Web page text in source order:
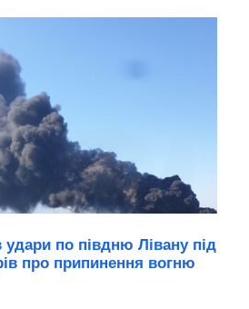
удари по півдню Лівану під
про припинення вогню